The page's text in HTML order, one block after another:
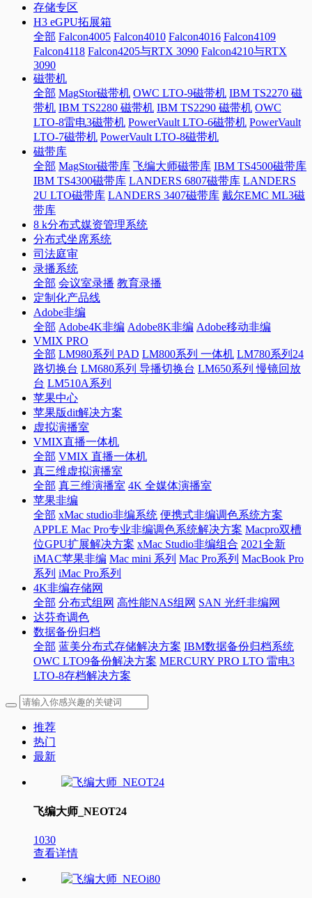
存储专区
H3 eGPU拓展箱
全部 Falcon4005 Falcon4010 Falcon4016 Falcon4109
Falcon4118 Falcon4205与RTX 3090 Falcon4210与RTX
3090
磁带机
全部 MagStor磁带机 OWC LTO-9磁带机 IBM TS2270 磁
带机 IBM TS2280 磁带机 IBM TS2290 磁带机 OWC
LTO-8雷电3磁带机 PowerVault LTO-6磁带机 PowerVault
LTO-7磁带机 PowerVault LTO-8磁带机
磁带库
全部 MagStor磁带库 飞编大师磁带库 IBM TS4500磁带库
IBM TS4300磁带库 LANDERS 6807磁带库 LANDERS
2U LTO磁带库 LANDERS 3407磁带库 戴尔EMC ML3磁
带库
8 k分布式媒资管理系统
分布式坐席系统
司法庭审
录播系统
全部 会议室录播 教育录播
定制化产品线
Adobe非编
全部 Adobe4K非编 Adobe8K非编 Adobe移动非编
VMIX PRO
全部 LM980系列 PAD LM800系列 一体机 LM780系列24
路切换台 LM680系列 导播切换台 LM650系列 慢镜回放
台 LM510A系列
苹果中心
苹果版dit解决方案
虚拟演播室
VMIX直播一体机
全部 VMIX 直播一体机
真三维虚拟演播室
全部 真三维演播室 4K 全媒体演播室
苹果非编
全部 xMac studio非编系统 便携式非编调色系统方案
APPLE Mac Pro专业非编调色系统解决方案 Macpro双槽
位GPU扩展解决方案 xMac Studio非编组合 2021全新
iMAC苹果非编 Mac mini 系列 Mac Pro系列 MacBook Pro
系列 iMac Pro系列
4K非编存储网
全部 分布式组网 高性能NAS组网 SAN 光纤非编网
达芬奇调色
数据备份归档
全部 蓝美分布式存储解决方案 IBM数据备份归档系统
OWC LTO9备份解决方案 MERCURY PRO LTO 雷电3
LTO-8存档解决方案
推荐
热门
最新
飞编大师_NEOT24
1030
查看详情